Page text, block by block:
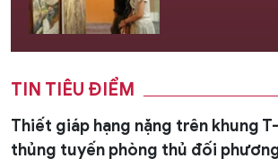
TIN TIÊU ĐIỂM
Thiết giáp hạng nặng trên khung
thủng tuyến phòng thủ đối